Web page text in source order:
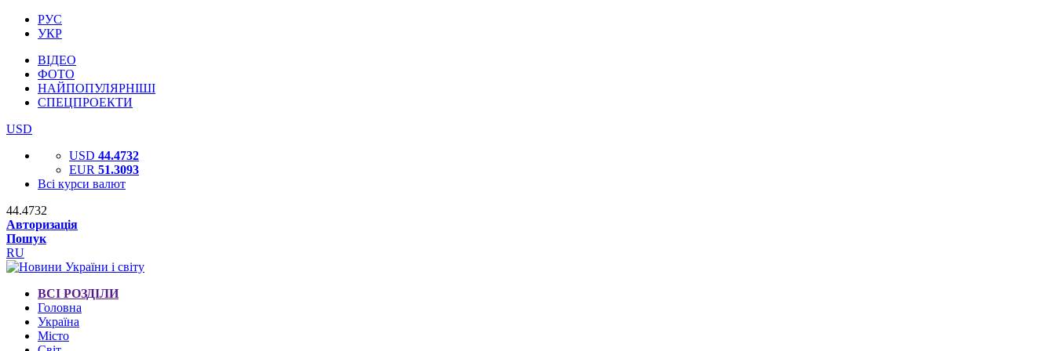
РУС
УКР
ВІДЕО
ФОТО
НАЙПОПУЛЯРНІШІ
СПЕЦПРОЕКТИ
USD
USD 44.4732
EUR 51.3093
Всі курси валют
44.4732
Авторизація
Пошук
RU
ВСІ РОЗДІЛИ
Головна
Україна
Місто